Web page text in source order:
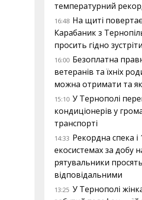
температурний
16:48 На щиті
Карабаник з
просить гідно
16:00 Безоплатна
ветеранів та їхніх
можна отримати та
15:10 У Тернополі
кондиціонерів у
транспорті
14:33 Рекордна спека
екосистемах за добу
рятувальники
відповідальними
13:25 У Тернополі